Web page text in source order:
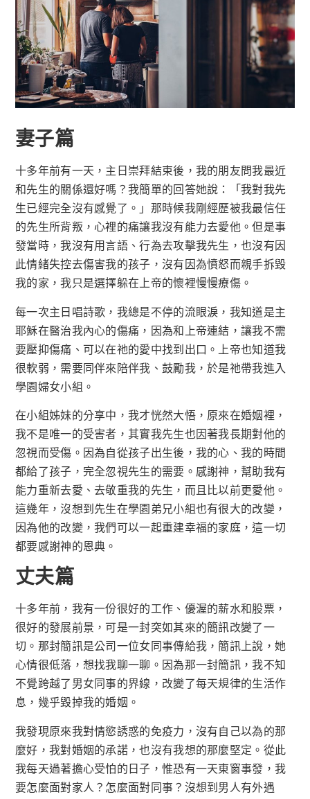
妻子篇
十多年前有一天，主日崇拜結束後，我的朋友問我最近
和先生的關係還好嗎？我簡單的回答她說：「我對我先
生已經完全沒有感覺了。」那時候我剛經歷被我最信任
的先生所背叛，心裡的痛讓我沒有能力去愛他。但是事
發當時，我沒有用言語、行為去攻擊我先生，也沒有因
此情緒失控去傷害我的孩子，沒有因為憤怒而親手拆毀
我的家，我只是選擇躲在上帝的懷裡慢慢療傷。
每一次主日唱詩歌，我總是不停的流眼淚，我知道是主
耶穌在醫治我內心的傷痛，因為和上帝連結，讓我不需
要壓抑傷痛、可以在祂的愛中找到出口。上帝也知道我
很軟弱，需要同伴來陪伴我、鼓勵我，於是祂帶我進入
學園婦女小組。
在小組姊妹的分享中，我才恍然大悟，原來在婚姻裡，
我不是唯一的受害者，其實我先生也因著我長期對他的
忽視而受傷。因為自從孩子出生後，我的心、我的時間
都給了孩子，完全忽視先生的需要。感謝神，幫助我有
能力重新去愛、去敬重我的先生，而且比以前更愛他。
這幾年，沒想到先生在學園弟兄小組也有很大的改變，
因為他的改變，我們可以一起重建幸福的家庭，這一切
都要感謝神的恩典。
丈夫篇
十多年前，我有一份很好的工作、優渥的薪水和股票，
很好的發展前景，可是一封突如其來的簡訊改變了一
切。那封簡訊是公司一位女同事傳給我，簡訊上說，她
心情很低落，想找我聊一聊。因為那一封簡訊，我不知
不覺跨越了男女同事的界線，改變了每天規律的生活作
息，幾乎毀掉我的婚姻。
我發現原來我對情慾誘惑的免疫力，沒有自己以為的那
麼好，我對婚姻的承諾，也沒有我想的那麼堅定。從此
我每天過著擔心受怕的日子，惟恐有一天東窗事發，我
要怎麼面對家人？怎麼面對同事？沒想到男人有外遇